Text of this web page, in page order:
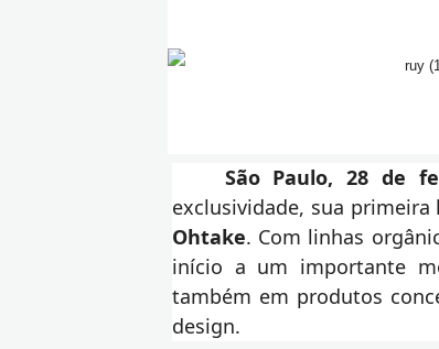
São Paulo, 28 de
exclusividade, sua
Ohtake. Com linhas
início a um importante
também em produtos
design.